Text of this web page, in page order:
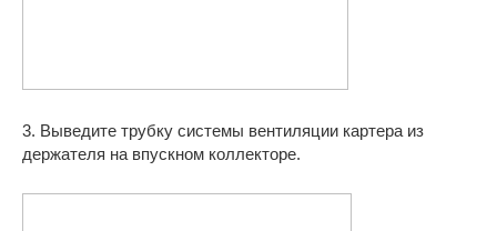
3. Выведите трубку системы вентиляции картера из
держателя на впускном коллекторе.